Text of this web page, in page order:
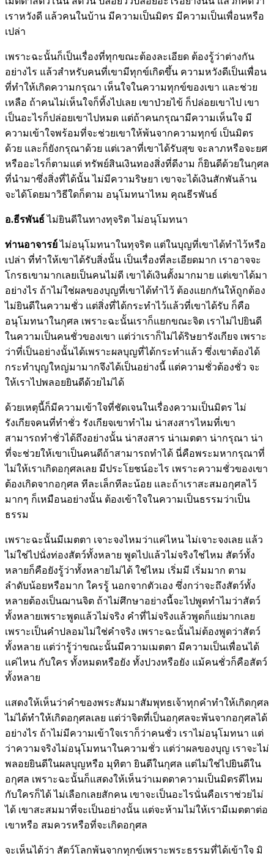
เราหวังดี แล้วคนในบ้าน มีความเป็นมิตร มีความเป็นเพื่อนหรือ
เปล่า
เพราะฉะนั้นก็เป็นเรื่องที่ทุกขณะต้องละเอียด ต้องรู้ว่าต่างกัน
อย่างไร แล้วสำหรับคนที่เขามีทุกข์เกิดขึ้น ความหวังดีเป็นเพื่อน
ที่ทำให้เกิดความกรุณา เห็นใจในความทุกข์ของเขา และช่วย
เหลือ ถ้าคนไม่เห็นใจก็ทิ้งไปเลย เขาป่วยไข้ ก็ปล่อยเขาไป เขา
เป็นอะไรก็ปล่อยเขาไปหมด แต่ถ้าคนกรุณามีความเห็นใจ มี
ความเข้าใจพร้อมที่จะช่วยเขาให้พ้นจากความทุกข์ เป็นมิตร
ด้วย และก็ยังกรุณาด้วย แต่เวลาที่เขาได้รับสุข จะลาภหรือจะยศ
หรืออะไรก็ตามแต่ ทรัพย์สินเงินทองสิ่งที่ดีงาม ก็ยินดีด้วยในกุศล
ที่นำมาซึ่งสิ่งที่ได้นั้น ไม่มีความริษยา เขาจะได้เงินสักพันล้าน
จะได้โดยมาวิธีใดก็ตาม อนุโมทนาไหม คุณธีรพันธ์
อ.ธีรพันธ์ ไม่ยินดีในทางทุจริต ไม่อนุโมทนา
ท่านอาจารย์ไม่อนุโมทนาในทุจริต แต่ในบุญที่เขาได้ทำไว้หรือ
เปล่า ที่ทำให้เขาได้รับสิ่งนั้น เป็นเรื่องที่ละเอียดมาก เราอาจจะ
โกรธเขามากเลยเป็นคนไม่ดี เขาได้เงินตั้งมากมาย แต่เขาได้มา
อย่างไร ถ้าไม่ใช่ผลของบุญที่เขาได้ทำไว้ ต้องแยกกันให้ถูกต้อง
ไม่ยินดีในความชั่ว แต่สิ่งที่ได้กระทำไว้แล้วที่เขาได้รับ ก็คือ
อนุโมทนาในกุศล เพราะฉะนั้นเราก็แยกขณะจิต เราไม่ไปยินดี
ในความเป็นคนชั่วของเขา แต่ว่าเราก็ไม่ได้ริษยารังเกียจ เพราะ
ว่าที่เป็นอย่างนั้นได้เพราะผลบุญที่ได้กระทำแล้ว ซึ่งเขาต้องได้
กระทำบุญใหญ่มามากจึงได้เป็นอย่างนี้ แต่ความชั่วต้องชั่ว จะ
ให้เราไปพลอยยินดีด้วยไม่ได้
ด้วยเหตุนี้ก็มีความเข้าใจที่ชัดเจนในเรื่องความเป็นมิตร ไม่
รังเกียจคนที่ทำชั่ว รังเกียจเขาทำไม น่าสงสารไหมที่เขา
สามารถทำชั่วได้ถึงอย่างนั้น น่าสงสาร น่าเมตตา น่ากรุณา น่า
ที่จะช่วยให้เขาเป็นคนดีถ้าสามารถทำได้ นี่คือพระมหากรุณาที่
ไม่ให้เราเกิดอกุศลเลย มีประโยชน์อะไร เพราะความชั่วของเขา
ต้องเกิดจากอกุศล ทีละเล็กทีละน้อย และถ้าเราสะสมอกุศลไว้
มากๆ ก็เหมือนอย่างนั้น ต้องเข้าใจในความเป็นธรรมว่าเป็น
ธรรม
เพราะฉะนั้นมีเมตตา เจาะจงไหมว่าแค่ไหน ไม่เจาะจงเลย แล้ว
ไม่ใช่ไปนั่งท่องสัตว์ทั้งหลาย พูดไปแล้วไม่จริงใช่ไหม สัตว์ทั้ง
หลายก็คือยังรู้ว่าทั้งหลายไม่ได้ ใช่ไหม เริ่มมี เริ่มมาก ตาม
ลำดับน้อยหรือมาก ใครรู้ นอกจากตัวเอง ซึ่งกว่าจะถึงสัตว์ทั้ง
หลายต้องเป็นฌานจิต ถ้าไม่ศึกษาอย่างนี้จะไปพูดทำไมว่าสัตว์
ทั้งหลายเพราะพูดแล้วไม่จริง คำที่ไม่จริงเเล้วพูดก็แย่มากเลย
เพราะเป็นคำปลอมไม่ใช่คำจริง เพราะฉะนั้นไม่ต้องพูดว่าสัตว์
ทั้งหลาย แต่ว่ารู้ว่าขณะนั้นมีความเมตตา มีความเป็นเพื่อนได้
แค่ไหน กับใคร ทั้งหมดหรือยัง ทั้งปวงหรือยัง แม้คนชั่วก็คือสัตว์
ทั้งหลาย
แสดงให้เห็นว่าคำของพระสัมมาสัมพุทธเจ้าทุกคำทำให้เกิดกุศล
ไม่ได้ทำให้เกิดอกุศลเลย แต่ว่าจิตที่เป็นอกุศลจะพ้นจากอกุศลได้
อย่างไร ถ้าไม่มีความเข้าใจเราก็ว่าคนชั่ว เราไม่อนุโมทนา แต่
ว่าความจริงไม่อนุโมทนาในความชั่ว แต่ว่าผลของบุญ เราจะไม่
พลอยยินดีในผลบุญหรือ มุทิตา ยินดีในกุศล แต่ไม่ใช่ไปยินดีใน
อกุศล เพราะฉะนั้นก็แสดงให้เห็นว่าเมตตาความเป็นมิตรดีไหม
กับใครก็ได้ ไม่เลือกเลยสักคน เขาจะเป็นอะไรนั่นคือเราช่วยไม่
ได้ เขาสะสมมาที่จะเป็นอย่างนั้น แต่จะห้ามไม่ให้เรามีเมตตาต่อ
เขาหรือ สมควรหรือที่จะเกิดอกุศล
จะเห็นได้ว่า สัตว์โลกพ้นจากทุกข์เพราะพระธรรมที่ได้เข้าใจ มิ